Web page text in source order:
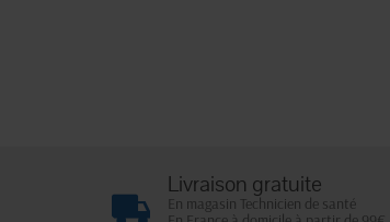
Livraison gratuite
En magasin Technicien de santé